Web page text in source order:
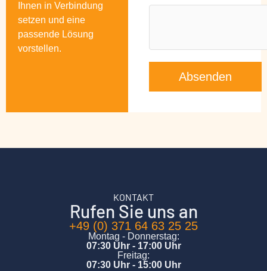
Ihnen in Verbindung
setzen und eine
passende Lösung
vorstellen.
Absenden
KONTAKT
Rufen Sie uns an
+49 (0) 371 64 63 25 25
Montag - Donnerstag:
07:30 Uhr - 17:00 Uhr
Freitag:
07:30 Uhr - 15:00 Uhr